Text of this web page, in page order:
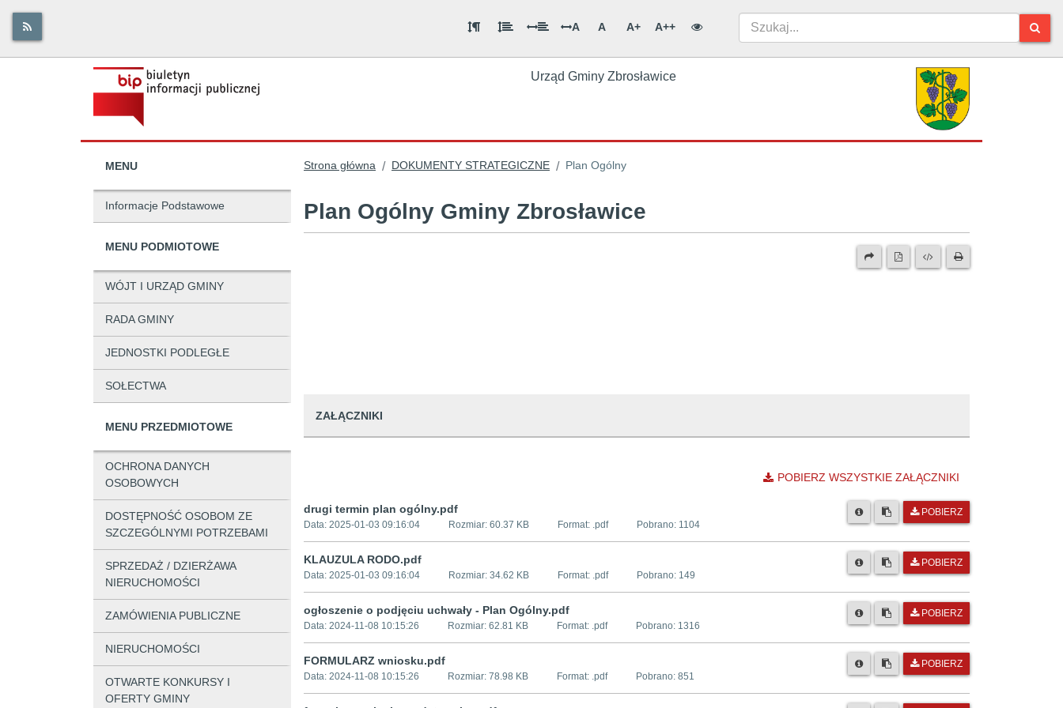
A A A+ A++
Urząd Gminy Zbrosławice
MENU
Informacje Podstawowe
MENU PODMIOTOWE
WÓJT I URZĄD GMINY
RADA GMINY
JEDNOSTKI PODLEGŁE
SOŁECTWA
MENU PRZEDMIOTOWE
OCHRONA DANYCH
OSOBOWYCH
DOSTĘPNOŚĆ OSOBOM ZE
SZCZEGÓLNYMI POTRZEBAMI
SPRZEDAŻ / DZIERŻAWA
NIERUCHOMOŚCI
ZAMÓWIENIA PUBLICZNE
NIERUCHOMOŚCI
OTWARTE KONKURSY I
OFERTY GMINY
Strona główna / DOKUMENTY STRATEGICZNE / Plan Ogólny
Plan Ogólny Gminy Zbrosławice
ZAŁĄCZNIKI
POBIERZ WSZYSTKIE ZAŁĄCZNIKI
drugi termin plan ogólny.pdf
Data: 2025-01-03 09:16:04 Rozmiar: 60.37 KB Format: .pdf Pobrano: 1104
POBIERZ
KLAUZULA RODO.pdf
Data: 2025-01-03 09:16:04 Rozmiar: 34.62 KB Format: .pdf Pobrano: 149
POBIERZ
ogłoszenie o podjęciu uchwały - Plan Ogólny.pdf
Data: 2024-11-08 10:15:26 Rozmiar: 62.81 KB Format: .pdf Pobrano: 1316
POBIERZ
FORMULARZ wniosku.pdf
Data: 2024-11-08 10:15:26 Rozmiar: 78.98 KB Format: .pdf Pobrano: 851
POBIERZ